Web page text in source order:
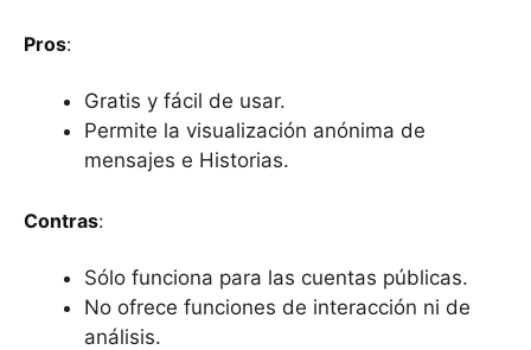
Pros:
Gratis y fácil de usar.
Permite la visualización anónima de
mensajes e Historias.
Contras:
Sólo funciona para las cuentas públicas.
No ofrece funciones de interacción ni de
análisis.